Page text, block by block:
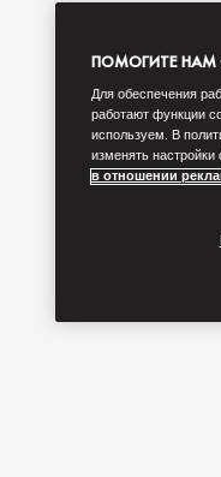
ПОМОГИТЕ НАМ
Для обеспечения
работают функции
используем. В
изменять
в отношении